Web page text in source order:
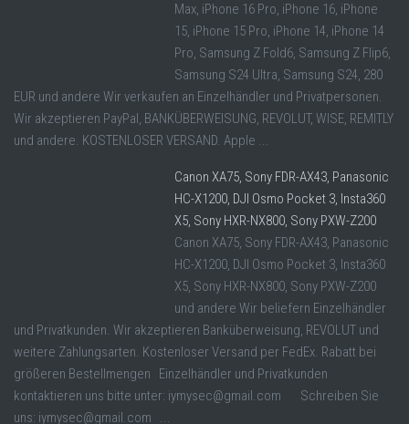
Max, iPhone 16 Pro, iPhone 16, iPhone
15, iPhone 15 Pro, iPhone 14, iPhone 14
Pro, Samsung Z Fold6, Samsung Z Flip6,
Samsung S24 Ultra, Samsung S24, 280
EUR und andere Wir verkaufen an Einzelhändler und Privatpersonen.
Wir akzeptieren PayPal, BANKÜBERWEISUNG, REVOLUT, WISE, REMITLY
und andere. KOSTENLOSER VERSAND. Apple ...
Canon XA75, Sony FDR-AX43, Panasonic
HC-X1200, DJI Osmo Pocket 3, Insta360
X5, Sony HXR-NX800, Sony PXW-Z200
Canon XA75, Sony FDR-AX43, Panasonic
HC-X1200, DJI Osmo Pocket 3, Insta360
X5, Sony HXR-NX800, Sony PXW-Z200
und andere Wir beliefern Einzelhändler
und Privatkunden. Wir akzeptieren Banküberweisung, REVOLUT und
weitere Zahlungsarten. Kostenloser Versand per FedEx. Rabatt bei
größeren Bestellmengen Einzelhändler und Privatkunden
kontaktieren uns bitte unter: iymysec@gmail.com Schreiben Sie
uns: iymysec@gmail.com ...